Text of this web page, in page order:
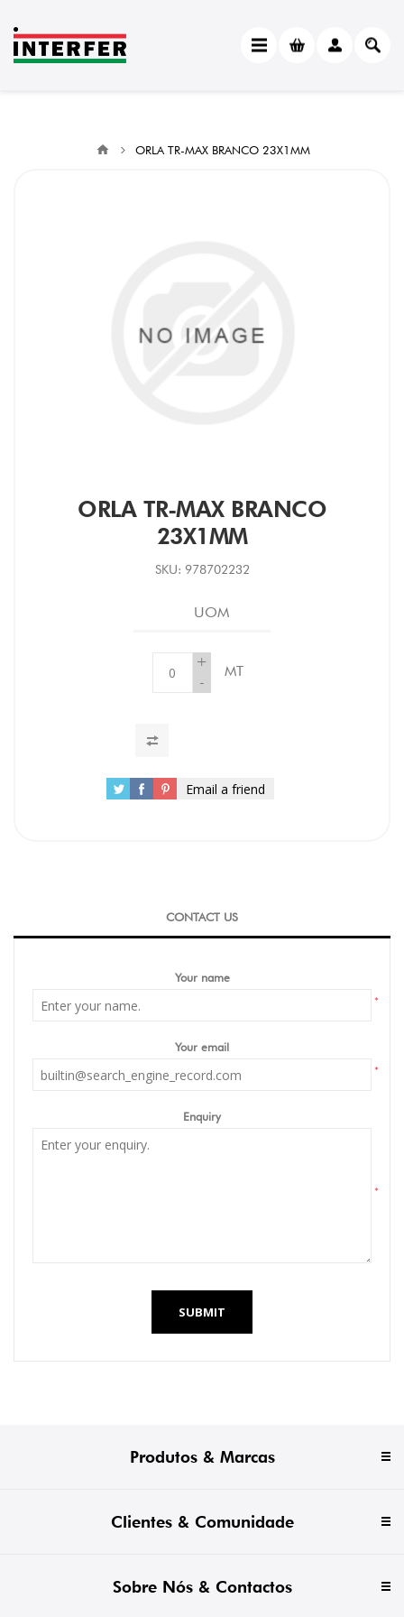
ORLA TR-MAX BRANCO 23X1MM
ORLA TR-MAX BRANCO
23X1MM
SKU: 978702232
UOM
+
-
MT
Email a friend
CONTACT US
Your name
*
Your email
*
Enquiry
*
SUBMIT
Produtos & Marcas
Clientes & Comunidade
Sobre Nós & Contactos